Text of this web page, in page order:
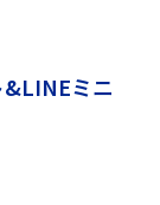
&LINEミニ